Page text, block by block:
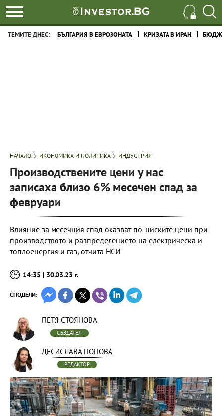
ТЕМИТЕ ДНЕС: БЪЛГАРИЯ В ЕВРОЗОНАТА КРИЗАТА В ИРАН
НАЧАЛО ИКОНОМИКА И ПОЛИТИКА ИНДУСТРИЯ
Производствените цени у нас
записаха близо 6% месечен спад за
февруари
Влияние за месечния спад оказват по-ниските цени при
производството и разпределението на електрическа и
топлоенергия и газ, отчита НСИ
14:35 | 30.03.23 г.
СПОДЕЛИ:
ПЕТЯ СТОЯНОВА
СЪЗДАТЕЛ
ДЕСИСЛАВА ПОПОВА
РЕДАКТОР